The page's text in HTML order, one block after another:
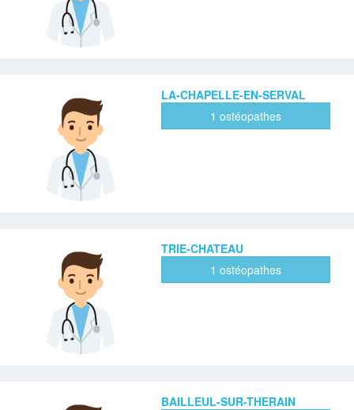
LA-CHAPELLE-EN-SERVAL
1 ostéopathes
TRIE-CHATEAU
1 ostéopathes
BAILLEUL-SUR-THERAIN